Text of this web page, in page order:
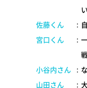
佐藤くん
:
宮口くん
:
小谷内さん
:
山田さん
: